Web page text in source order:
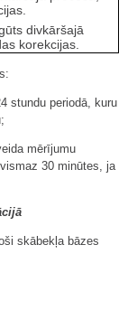
divkāršajā
korekcijas.
stundu periodā, kuru
mērījumu
30 minūtes, ja
skābekļa bāzes